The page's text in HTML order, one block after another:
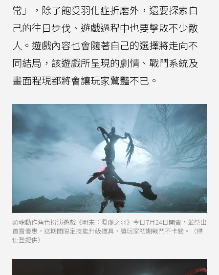
常」，除了飽受羽化症折磨外，還要探索自
己的往日步伐、遊戲過程中也要擊敗不少敵
人。遊戲內容也會隨著自己的選擇將走向不
同結局，該遊戲所呈現的劇情、戰鬥系統及
畫面程現都將會讓玩家驚豔不已。
類魂動作角色扮演遊戲《明末：淵虛之羽》今日7月24日開賣，並祭出
首賣優惠，送期間限定技能升級道具，讓玩家初期戰鬥不卡關。（傑
仕登提供）